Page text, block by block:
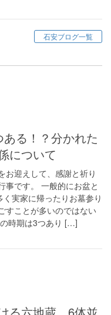
石安ブログ一覧
について
お迎えして、感謝と祈り
事です。 一般的にお盆と
実家に帰ったりお墓参り
すことが多いのではない
時期は3つあり […]